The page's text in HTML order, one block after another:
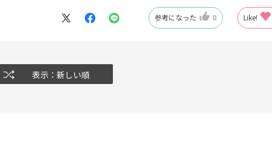
参考になった 0 Like!
表示：新しい順